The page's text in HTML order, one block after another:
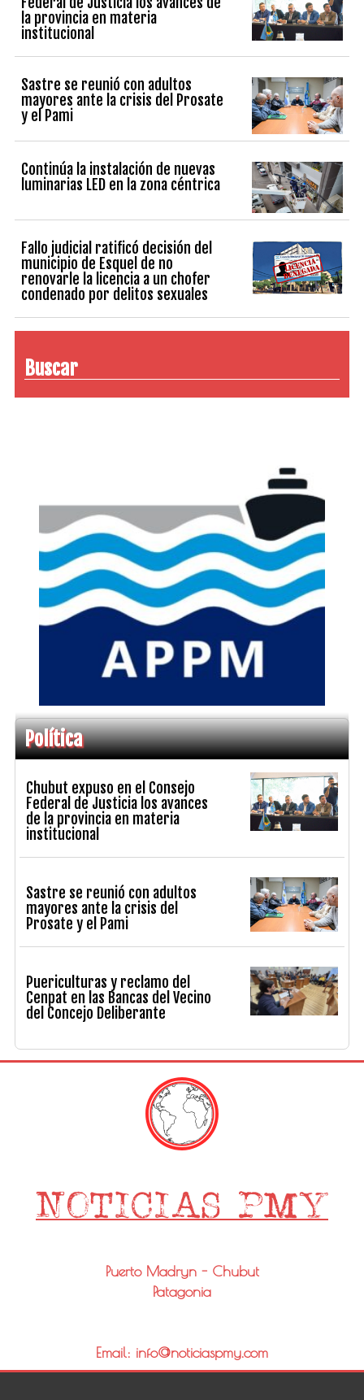
la provincia en materia
institucional
Sastre se reunió con adultos
mayores ante la crisis del Prosate
y el Pami
Continúa la instalación de nuevas
luminarias LED en la zona céntrica
Fallo judicial ratificó decisión del
municipio de Esquel de no
renovarle la licencia a un chofer
condenado por delitos sexuales
Buscar
Política
Chubut expuso en el Consejo
Federal de Justicia los avances
de la provincia en materia
institucional
Sastre se reunió con adultos
mayores ante la crisis del
Prosate y el Pami
Puericulturas y reclamo del
Cenpat en las Bancas del Vecino
del Concejo Deliberante
Puerto Madryn - Chubut
Patagonia
Email: info@noticiaspmy.com